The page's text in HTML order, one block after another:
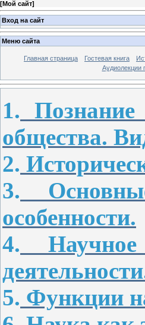
[Мой сайт]
Вход на сайт
Меню сайта
Главная страница Гостевая книга
Аудиолекции
1.
общества.
2.
3.
особенности.
4.
5. Функции